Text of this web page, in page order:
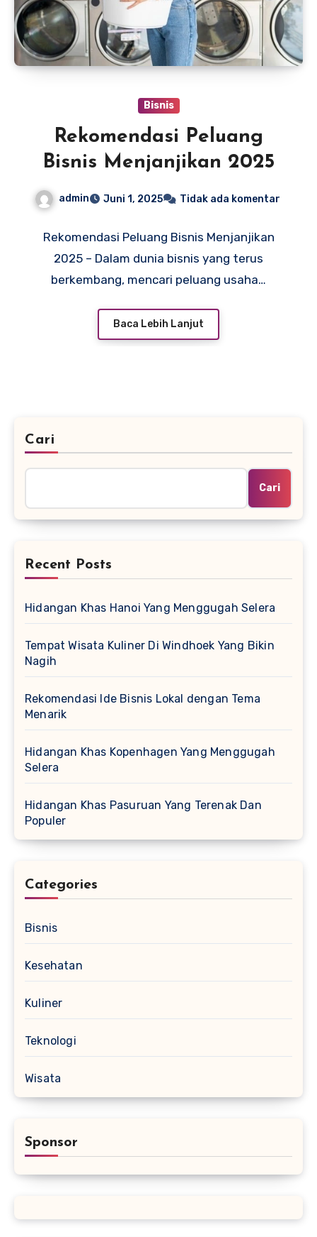
Bisnis
Rekomendasi Peluang
Bisnis Menjanjikan 2025
admin Juni 1, 2025 Tidak ada komentar
Rekomendasi Peluang Bisnis Menjanjikan
2025 – Dalam dunia bisnis yang terus
berkembang, mencari peluang usaha…
Baca Lebih Lanjut
Cari
Cari
Recent Posts
Hidangan Khas Hanoi Yang Menggugah Selera
Tempat Wisata Kuliner Di Windhoek Yang Bikin
Nagih
Rekomendasi Ide Bisnis Lokal dengan Tema
Menarik
Hidangan Khas Kopenhagen Yang Menggugah
Selera
Hidangan Khas Pasuruan Yang Terenak Dan
Populer
Categories
Bisnis
Kesehatan
Kuliner
Teknologi
Wisata
Sponsor